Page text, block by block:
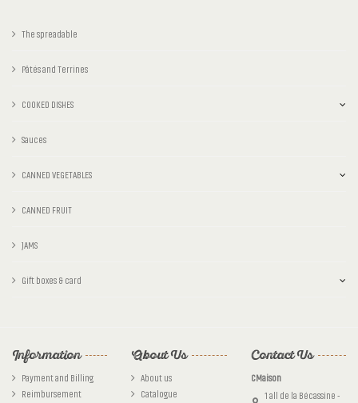
The spreadable
Pâtés and Terrines
COOKED DISHES
Sauces
CANNED VEGETABLES
CANNED FRUIT
JAMS
Gift boxes & card
Information
Payment and Billing
Reimbursement
About Us
About us
Catalogue
Contact Us
CMaison
1 all de la Bécassine -